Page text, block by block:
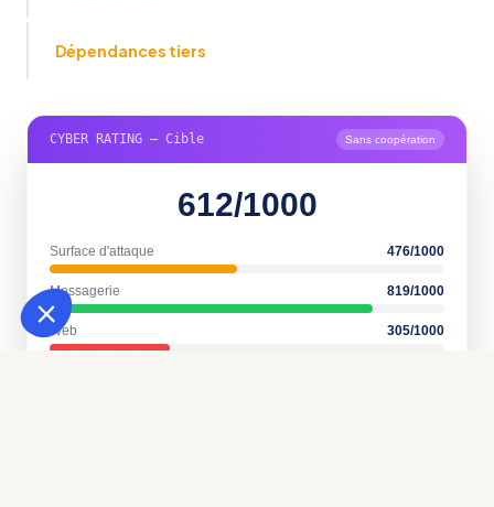
Dépendances tiers
CYBER RATING — Cible Sans coopération
612/1000
Surface d'attaque 476/1000
Messagerie 819/1000
Web 305/1000